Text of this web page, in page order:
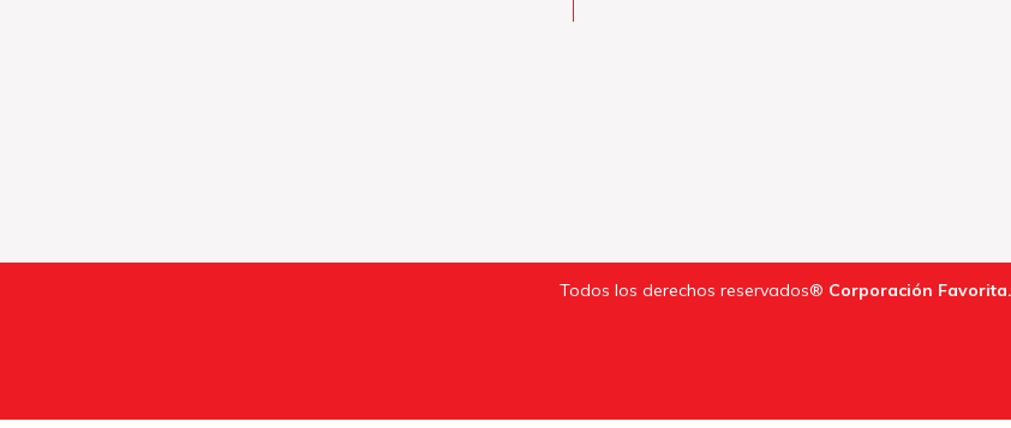
Todos los derechos reservados® Corporación Favorita.